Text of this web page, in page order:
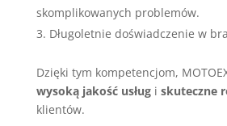
skomplikowanych problemów.
Długoletnie doświadczenie w
Dzięki tym kompetencjom,
wysoką jakość usługi skuteczne
klientów.